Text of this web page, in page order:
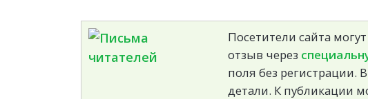
Посетители сайта
отзыв через
поля без регистрации.
детали. К публикации